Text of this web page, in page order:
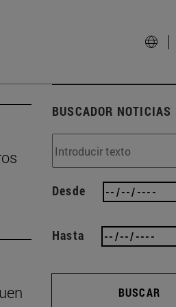
BUSCADOR NOTICIAS
Desde
Hasta
BUSCAR